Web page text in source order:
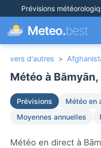
Prévisions
Meteo.best
vers d'autres >
Météo à
Prévisions Météo en
Moyennes annuelles
Météo en direct à